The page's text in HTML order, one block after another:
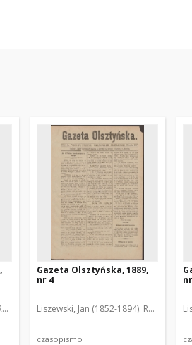
Gazeta Olsztyńska, 1889,
nr 4
Liszewski, Jan (1852-1894). Red.
czasopismo